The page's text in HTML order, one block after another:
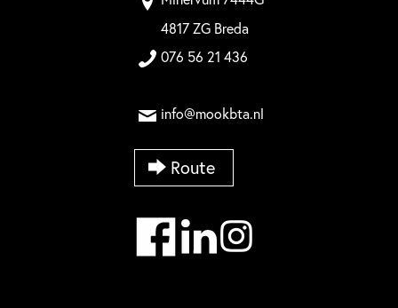
4817 ZG Breda
076 56 21 436
info@mookbta.nl
Route